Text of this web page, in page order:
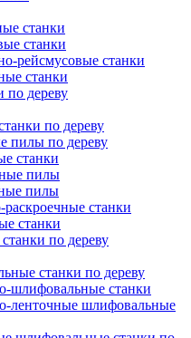
станки
станки
рейсмусовые станки
станки
по дереву
по дереву
пилы по дереву
станки
пилы
пилы
станки
станки
по дереву
станки по дереву
шлифовальные станки
ленточные шлифовальные